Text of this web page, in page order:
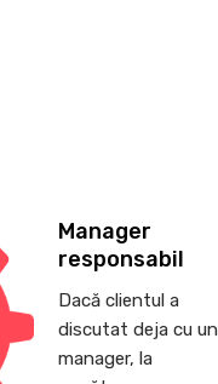
Manager
responsabil
Dacă clientul a
discutat deja cu un
manager, la